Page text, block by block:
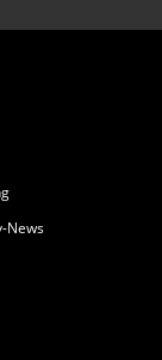
News